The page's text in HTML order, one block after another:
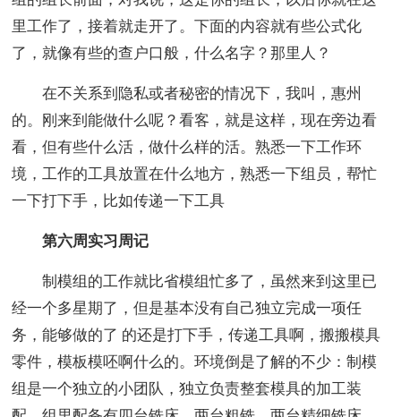
里工作了，接着就走开了。下面的内容就有些公式化
了，就像有些的查户口般，什么名字？那里人？
在不关系到隐私或者秘密的情况下，我叫，惠州
的。刚来到能做什么呢？看客，就是这样，现在旁边看
看，但有些什么活，做什么样的活。熟悉一下工作环
境，工作的工具放置在什么地方，熟悉一下组员，帮忙
一下打下手，比如传递一下工具
第六周实习周记
制模组的工作就比省模组忙多了，虽然来到这里已
经一个多星期了，但是基本没有自己独立完成一项任
务，能够做的了 的还是打下手，传递工具啊，搬搬模具
零件，模板模呸啊什么的。环境倒是了解的不少：制模
组是一个独立的小团队，独立负责整套模具的加工装